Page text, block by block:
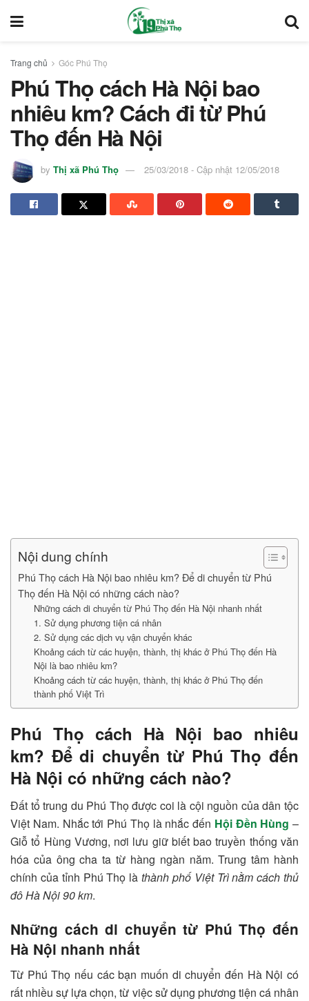
Trang chủ Góc Phú Thọ
Phú Thọ cách Hà Nội bao
nhiêu km? Cách đi từ Phú
Thọ đến Hà Nội
by Thị xã Phú Thọ 25/03/2018 - Cập nhật 12/05/2018
Nội dung chính
Phú Thọ cách Hà Nội bao nhiêu km? Để di chuyển từ Phú
Thọ đến Hà Nội có những cách nào?
Những cách di chuyển từ Phú Thọ đến Hà Nội nhanh nhất
1. Sử dụng phương tiện cá nhân
2. Sử dụng các dịch vụ vận chuyển khác
Khoảng cách từ các huyện, thành, thị khác ở Phú Thọ đến Hà
Nội là bao nhiêu km?
Khoảng cách từ các huyện, thành, thị khác ở Phú Thọ đến
thành phố Việt Trì
Phú Thọ cách Hà Nội bao nhiêu
km? Để di chuyển từ Phú Thọ đến
Hà Nội có những cách nào?
Đất tổ trung du Phú Thọ được coi là cội nguồn của dân tộc
Việt Nam. Nhắc tới Phú Thọ là nhắc đến Hội Đền Hùng –
Giỗ tổ Hùng Vương, nơi lưu giữ biết bao truyền thống văn
hóa của ông cha ta từ hàng ngàn năm. Trung tâm hành
chính của tỉnh Phú Thọ là thành phố Việt Trì nằm cách thủ
đô Hà Nội 90 km.
Những cách di chuyển từ Phú Thọ đến
Hà Nội nhanh nhất
Từ Phú Thọ nếu các bạn muốn di chuyển đến Hà Nội có
rất nhiều sự lựa chọn, từ việc sử dụng phương tiện cá nhân